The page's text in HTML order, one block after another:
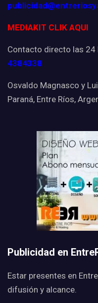
MEDIAKIT CLIK AQUI
Contacto directo las 24
4384338
Osvaldo Magnasco y
Paraná, Entre Ríos,
Publicidad en
Estar presentes en
difusión y alcance.